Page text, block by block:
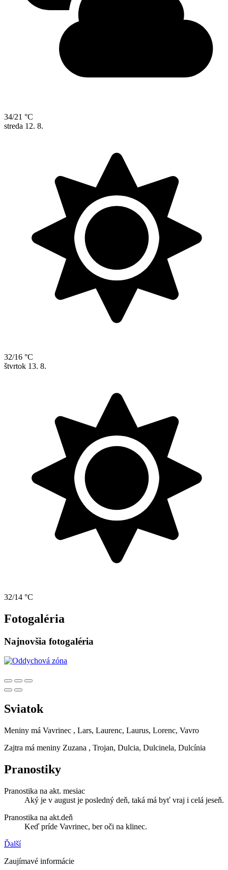
34/21 °C
streda 12. 8.
32/16 °C
štvrtok 13. 8.
32/14 °C
Fotogaléria
Najnovšia fotogaléria
Sviatok
Meniny má Vavrinec , Lars, Laurenc, Laurus, Lorenc, Vavro
Zajtra má meniny Zuzana , Trojan, Dulcia, Dulcinela, Dulcínia
Pranostiky
Pranostika na akt. mesiac
Aký je v august je posledný deň, taká má byť vraj i celá jeseň.
Pranostika na akt.deň
Keď príde Vavrinec, ber oči na klinec.
Ďalší
Zaujímavé informácie